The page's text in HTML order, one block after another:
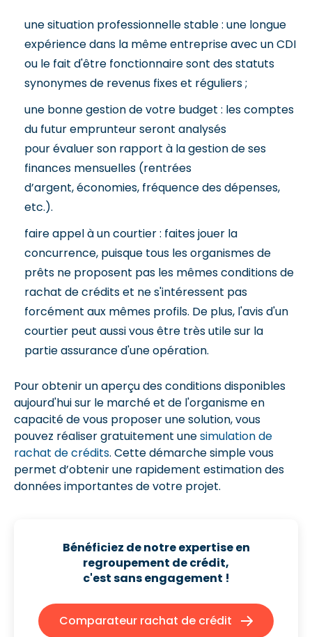
une situation professionnelle stable : une longue
expérience dans la même entreprise avec un CDI
ou le fait d'être fonctionnaire sont des statuts
synonymes de revenus fixes et réguliers ;
une bonne gestion de votre budget : les comptes
du futur emprunteur seront analysés
pour évaluer son rapport à la gestion de ses
finances mensuelles (rentrées
d’argent, économies, fréquence des dépenses,
etc.).
faire appel à un courtier : faites jouer la
concurrence, puisque tous les organismes de
prêts ne proposent pas les mêmes conditions de
rachat de crédits et ne s'intéressent pas
forcément aux mêmes profils. De plus, l'avis d'un
courtier peut aussi vous être très utile sur la
partie assurance d'une opération.
Pour obtenir un aperçu des conditions disponibles
aujourd'hui sur le marché et de l'organisme en
capacité de vous proposer une solution, vous
pouvez réaliser gratuitement unesimulation de
rachat de crédits. Cette démarche simple vous
permet d’obtenir une rapidement estimation des
données importantes de votre projet.
Bénéficiez de notre expertise en
regroupement de crédit,
c'est sans engagement !
Comparateur rachat de crédit